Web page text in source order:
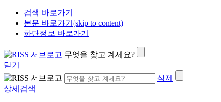
검색 바로가기
본문 바로가기(skip to content)
하단정보 바로가기
무엇을 찾고 계세요?
닫기
삭제
상세검색